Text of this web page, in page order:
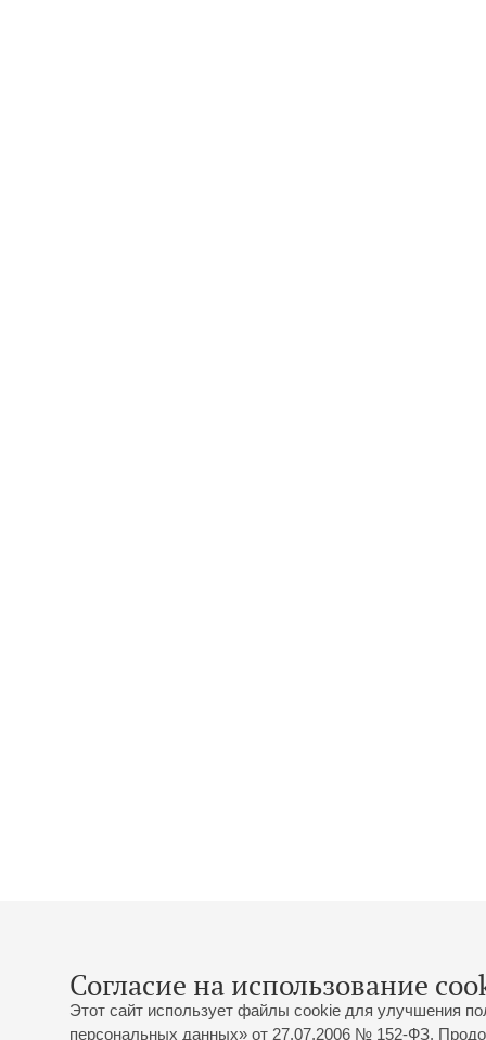
Согласие на использование
Этот сайт использует файлы cookie для улучшения
персональных данных» от 27.07.2006 № 152-ФЗ.